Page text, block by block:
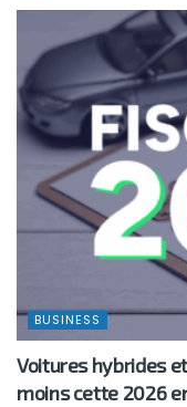
BUSINESS
Voitures hybrides
moins cette 2026